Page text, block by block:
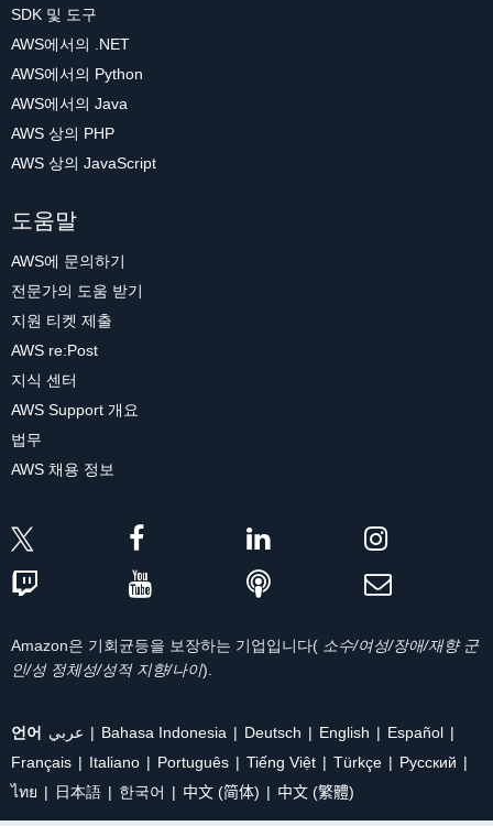
SDK 및 도구
AWS에서의 .NET
AWS에서의 Python
AWS에서의 Java
AWS 상의 PHP
AWS 상의 JavaScript
도움말
AWS에 문의하기
전문가의 도움 받기
지원 티켓 제출
AWS re:Post
지식 센터
AWS Support 개요
법무
AWS 채용 정보
Amazon은 기회균등을 보장하는 기업입니다( 소수/여성/장애/재향 군
인/성 정체성/성적 지향/나이).
언어 عربي Bahasa Indonesia Deutsch English
Español
Français
Italiano Português Tiếng Việt Türkçe
Ρусский
ไทย
日本語 한국어 中文 (简体) 中文 (繁體)